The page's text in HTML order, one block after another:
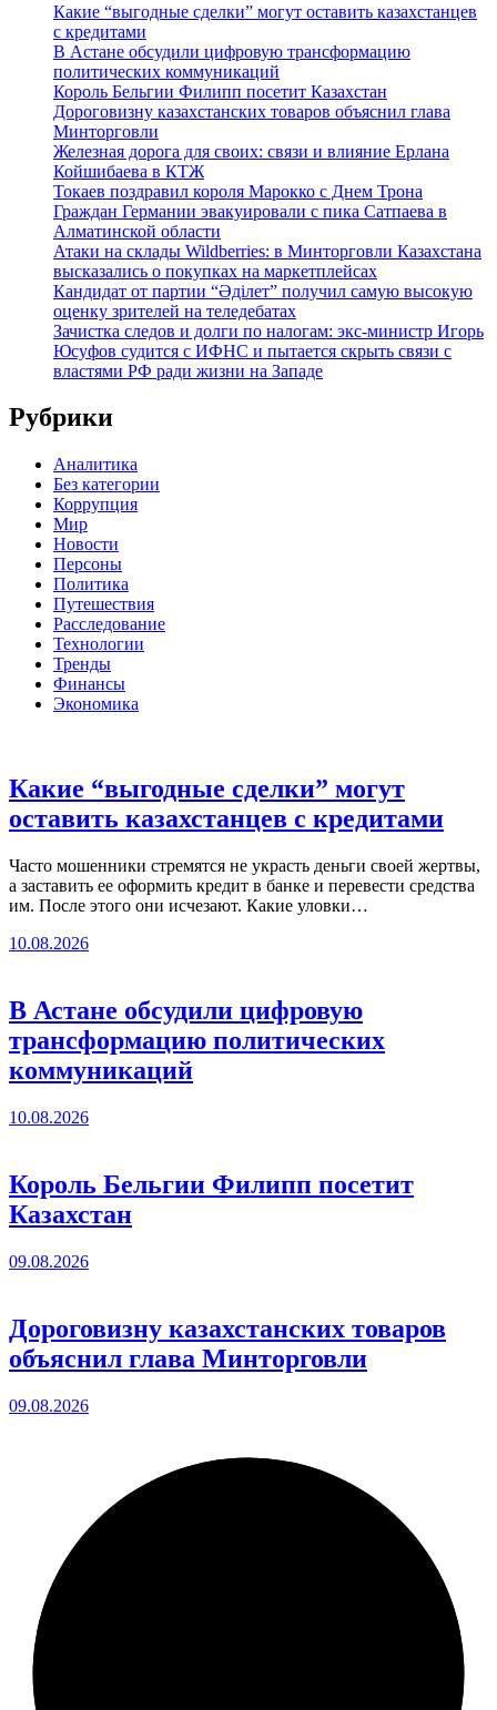
Какие “выгодные сделки” могут оставить казахстанцев
с кредитами
В Астане обсудили цифровую трансформацию
политических коммуникаций
Король Бельгии Филипп посетит Казахстан
Дороговизну казахстанских товаров объяснил глава
Минторговли
Железная дорога для своих: связи и влияние Ерлана
Койшибаева в КТЖ
Токаев поздравил короля Марокко с Днем Трона
Граждан Германии эвакуировали с пика Сатпаева в
Алматинской области
Атаки на склады Wildberries: в Минторговли Казахстана
высказались о покупках на маркетплейсах
Кандидат от партии “Әділет” получил самую высокую
оценку зрителей на теледебатах
Зачистка следов и долги по налогам: экс-министр Игорь
Юсуфов судится с ИФНС и пытается скрыть связи с
властями РФ ради жизни на Западе
Рубрики
Аналитика
Без категории
Коррупция
Мир
Новости
Персоны
Политика
Путешествия
Расследование
Технологии
Тренды
Финансы
Экономика
Какие “выгодные сделки” могут
оставить казахстанцев с кредитами
Часто мошенники стремятся не украсть деньги своей жертвы,
а заставить ее оформить кредит в банке и перевести средства
им. После этого они исчезают. Какие уловки…
10.08.2026
В Астане обсудили цифровую
трансформацию политических
коммуникаций
10.08.2026
Король Бельгии Филипп посетит
Казахстан
09.08.2026
Дороговизну казахстанских товаров
объяснил глава Минторговли
09.08.2026